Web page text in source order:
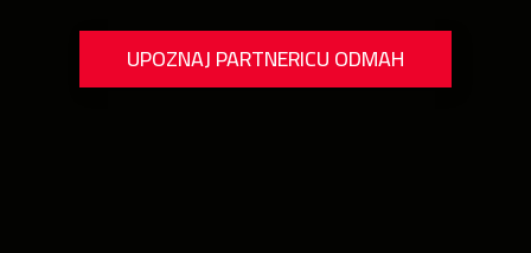
UPOZNAJ PARTNERICU ODMAH